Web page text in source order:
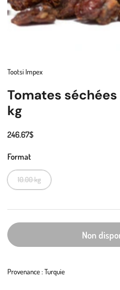
Tootsi Impex
Tomates
kg
246.67$
Format
10.00 kg
Non
Provenance : Turquie